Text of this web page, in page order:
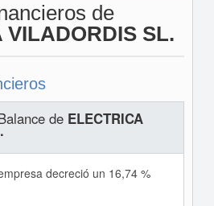
de
VILADORDIS SL.
de ELECTRICA
decreció un 16,74 %